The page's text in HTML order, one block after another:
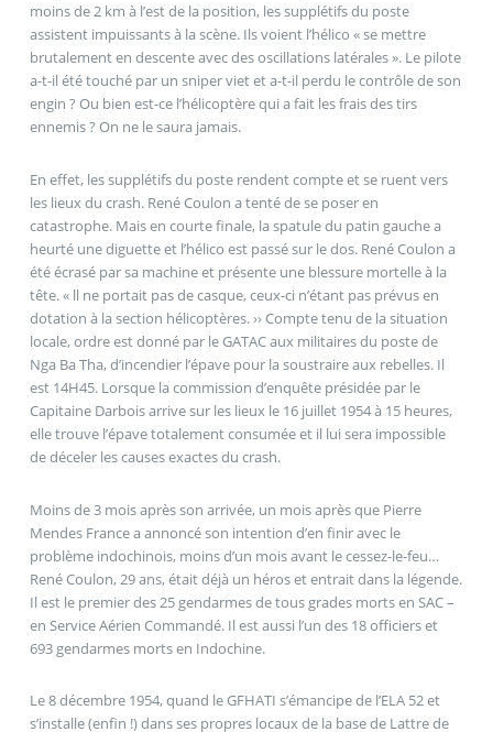
moins de 2 km à l’est de la position, les supplétifs du poste
assistent impuissants à la scène. Ils voient l’hélico « se mettre
brutalement en descente avec des oscillations latérales ». Le pilote
a-t-il été touché par un sniper viet et a-t-il perdu le contrôle de son
engin ? Ou bien est-ce l’hélicoptère qui a fait les frais des tirs
ennemis ? On ne le saura jamais.
En effet, les supplétifs du poste rendent compte et se ruent vers
les lieux du crash. René Coulon a tenté de se poser en
catastrophe. Mais en courte finale, la spatule du patin gauche a
heurté une diguette et l’hélico est passé sur le dos. René Coulon a
été écrasé par sa machine et présente une blessure mortelle à la
tête. « ll ne portait pas de casque, ceux-ci n’étant pas prévus en
dotation à la section hélicoptères. ›› Compte tenu de la situation
locale, ordre est donné par le GATAC aux militaires du poste de
Nga Ba Tha, d’incendier l’épave pour la soustraire aux rebelles. Il
est 14H45. Lorsque la commission d’enquête présidée par le
Capitaine Darbois arrive sur les lieux le 16 juillet 1954 à 15 heures,
elle trouve l’épave totalement consumée et il lui sera impossible
de déceler les causes exactes du crash.
Moins de 3 mois après son arrivée, un mois après que Pierre
Mendes France a annoncé son intention d’en finir avec le
problème indochinois, moins d’un mois avant le cessez-le-feu…
René Coulon, 29 ans, était déjà un héros et entrait dans la légende.
Il est le premier des 25 gendarmes de tous grades morts en SAC –
en Service Aérien Commandé. Il est aussi l’un des 18 officiers et
693 gendarmes morts en Indochine.
Le 8 décembre 1954, quand le GFHATI s’émancipe de l’ELA 52 et
s’installe (enfin !) dans ses propres locaux de la base de Lattre de